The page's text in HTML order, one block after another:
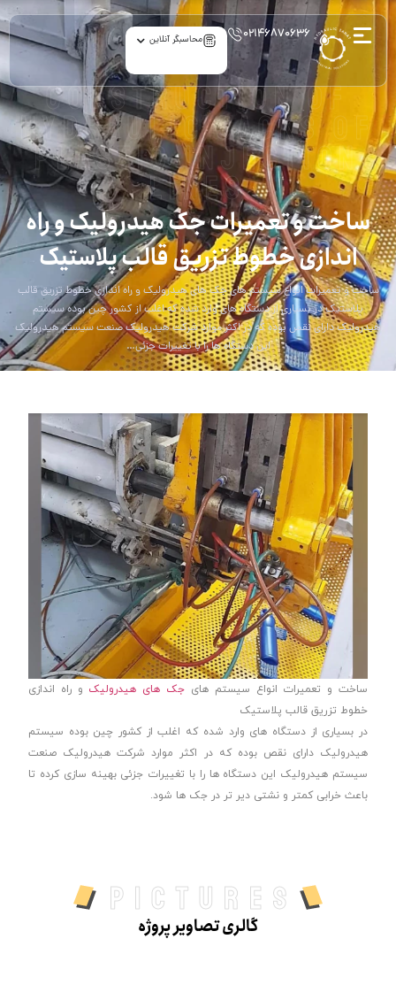
۰۲۱۴۶۸۷۰۶۳۶ محاسبگر آنلاین
Construction of
hydraulic jacks of
plastic injection
lines
ساخت و تعمیرات جک هیدرولیک و راه
اندازی خطوط تزریق قالب پلاستیک
ساخت و تعمیرات انواع سیستم های جک های هیدرولیک و راه اندازی خطوط تزریق قالب
پلاستیک در بسیاری از دستگاه های وارد شده که اغلب از کشور چین بوده سیستم
هیدرولیک دارای نقص بوده که در اکثر موارد شرکت هیدرولیک صنعت سیستم هیدرولیک
این دستگاه ها را با تغییرات جزئی…
ساخت و تعمیرات انواع سیستم های جک های هیدرولیک و راه اندازی
خطوط تزریق قالب پلاستیک
در بسیاری از دستگاه های وارد شده که اغلب از کشور چین بوده سیستم
هیدرولیک دارای نقص بوده که در اکثر موارد شرکت هیدرولیک صنعت
سیستم هیدرولیک این دستگاه ها را با تغییرات جزئی بهینه سازی کرده تا
باعث خرابی کمتر و نشتی دیر تر در جک ها شود.
pictures
گالری تصاویر پروژه